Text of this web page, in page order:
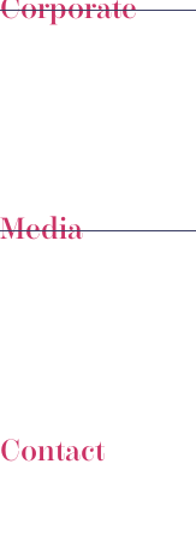
Corporate
Media
Contact